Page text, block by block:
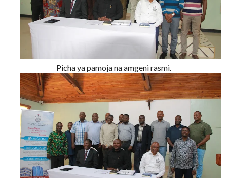
Picha ya pamoja na amgeni rasmi.